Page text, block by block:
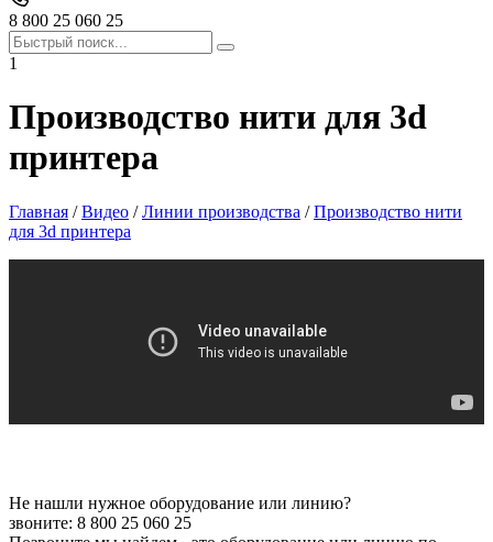
8 800 25 060 25
1
Производство нити для 3d
принтера
Главная /Видео /Линии производства /Производство нити
для 3d принтера
Не нашли нужное оборудование или линию?
звоните: 8 800 25 060 25